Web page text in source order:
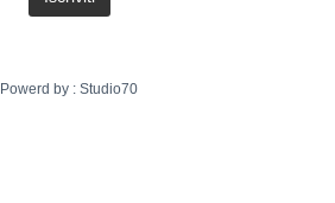
Powerd by : Studio70